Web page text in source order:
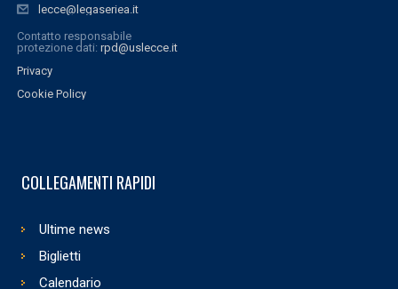
lecce@legaseriea.it
Contatto responsabile
protezione dati: rpd@uslecce.it
Privacy
Cookie Policy
COLLEGAMENTI RAPIDI
Ultime news
Biglietti
Calendario